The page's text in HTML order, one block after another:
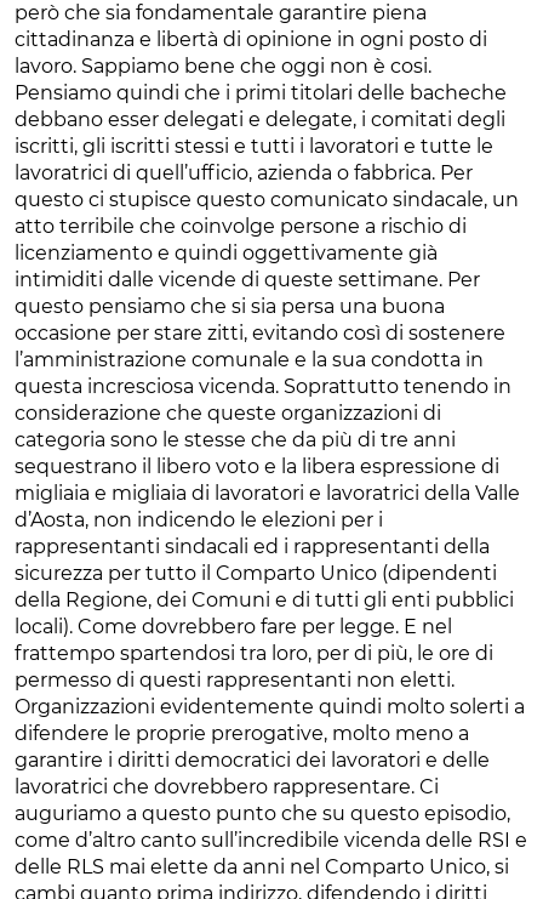
però che sia fondamentale garantire piena
cittadinanza e libertà di opinione in ogni posto di
lavoro. Sappiamo bene che oggi non è cosi.
Pensiamo quindi che i primi titolari delle bacheche
debbano esser delegati e delegate, i comitati degli
iscritti, gli iscritti stessi e tutti i lavoratori e tutte le
lavoratrici di quell’ufficio, azienda o fabbrica. Per
questo ci stupisce questo comunicato sindacale, un
atto terribile che coinvolge persone a rischio di
licenziamento e quindi oggettivamente già
intimiditi dalle vicende di queste settimane. Per
questo pensiamo che si sia persa una buona
occasione per stare zitti, evitando così di sostenere
l’amministrazione comunale e la sua condotta in
questa incresciosa vicenda. Soprattutto tenendo in
considerazione che queste organizzazioni di
categoria sono le stesse che da più di tre anni
sequestrano il libero voto e la libera espressione di
migliaia e migliaia di lavoratori e lavoratrici della Valle
d’Aosta, non indicendo le elezioni per i
rappresentanti sindacali ed i rappresentanti della
sicurezza per tutto il Comparto Unico (dipendenti
della Regione, dei Comuni e di tutti gli enti pubblici
locali). Come dovrebbero fare per legge. E nel
frattempo spartendosi tra loro, per di più, le ore di
permesso di questi rappresentanti non eletti.
Organizzazioni evidentemente quindi molto solerti a
difendere le proprie prerogative, molto meno a
garantire i diritti democratici dei lavoratori e delle
lavoratrici che dovrebbero rappresentare. Ci
auguriamo a questo punto che su questo episodio,
come d’altro canto sull’incredibile vicenda delle RSI e
delle RLS mai elette da anni nel Comparto Unico, si
cambi quanto prima indirizzo, difendendo i diritti